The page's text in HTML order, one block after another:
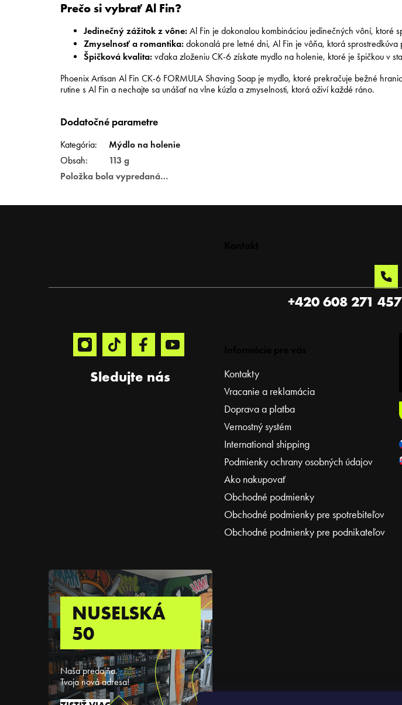
Prečo si vybrať Al Fin?
Jedinečný zážitok z vône: Al Fin je dokonalou kombináciou jedinečných vôní, ktoré
Zmyselnosť a romantika: dokonalá pre letné dni, Al Fin je vôňa, ktorá
Špičková kvalita: vďaka zloženiu CK-6 získate mydlo na holenie, ktoré je špičkou v
Phoenix Artisan Al Fin CK-6 FORMULA Shaving Soap je mydlo, ktoré prekračuje bežné
rutine s Al Fin a nechajte sa unášať na vlne kúzla a zmyselnosti, ktorá oživí každé ráno.
Dodatočné parametre
Kategória:
Mýdlo na holenie
Obsah:
113 g
Položka bola vypredaná…
Sledujte nás
+420 608 271 457
Kontakty
Vracanie a reklamácia
Doprava a platba
Vernostný systém
International shipping
Podmienky ochrany osobných údajov
Ako nakupovať
Obchodné podmienky
Obchodné podmienky pre spotrebiteľov
Obchodné podmienky pre podnikateľov
NUSELSKÁ
50
Naša predajňa.
Tvoja nová adresa!